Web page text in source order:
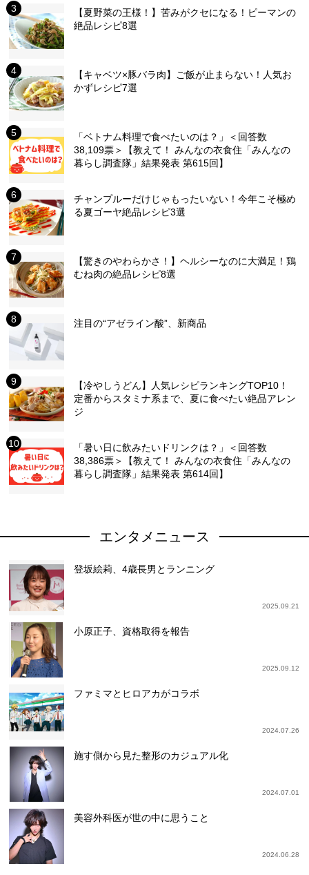
【夏野菜の王様！】苦みがクセになる！ピーマンの
絶品レシピ8選
【キャベツ×豚バラ肉】ご飯が止まらない！人気お
かずレシピ7選
「ベトナム料理で食べたいのは？」＜回答数
38,109票＞【教えて！ みんなの衣食住「みんなの
暮らし調査隊」結果発表 第615回】
チャンプルーだけじゃもったいない！今年こそ極め
る夏ゴーヤ絶品レシピ3選
【驚きのやわらかさ！】ヘルシーなのに大満足！鶏
むね肉の絶品レシピ8選
注目の“アゼライン酸”、新商品
【冷やしうどん】人気レシピランキングTOP10！
定番からスタミナ系まで、夏に食べたい絶品アレン
ジ
「暑い日に飲みたいドリンクは？」＜回答数
38,386票＞【教えて！ みんなの衣食住「みんなの
暮らし調査隊」結果発表 第614回】
エンタメニュース
登坂絵莉、4歳長男とランニング
2025.09.21
小原正子、資格取得を報告
2025.09.12
ファミマとヒロアカがコラボ
2024.07.26
施す側から見た整形のカジュアル化
2024.07.01
美容外科医が世の中に思うこと
2024.06.28